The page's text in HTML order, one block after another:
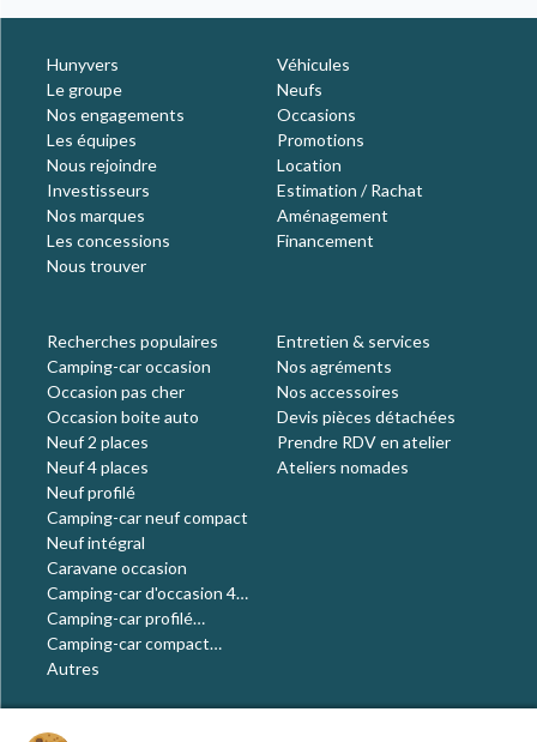
Hunyvers
Le groupe
Nos engagements
Les équipes
Nous rejoindre
Investisseurs
Nos marques
Les concessions
Nous trouver
Véhicules
Neufs
Occasions
Promotions
Location
Estimation / Rachat
Aménagement
Financement
Recherches populaires
Camping-car occasion
Occasion pas cher
Occasion boite auto
Neuf 2 places
Neuf 4 places
Neuf profilé
Camping-car neuf compact
Neuf intégral
Caravane occasion
Camping-car d'occasion 4
places
Camping-car profilé
occasion
Camping-car compact
occasion
Autres
Entretien & services
Nos agréments
Nos accessoires
Devis pièces détachées
Prendre RDV en atelier
Ateliers nomades